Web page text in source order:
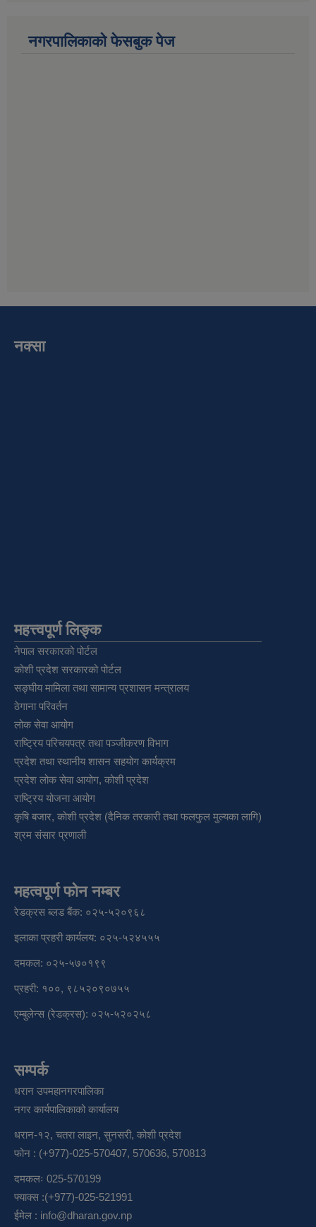
नगरपालिकाको फेसबुक पेज
नक्सा
महत्त्वपूर्ण लिङ्क
नेपाल सरकारको पोर्टल
कोशी प्रदेश सरकारको पोर्टल
सङ्‍घीय मामिला तथा सामान्य प्रशासन मन्त्रालय
ठेगाना परिवर्तन
लोक सेवा आयोग
राष्ट्रिय परिचयपत्र तथा पञ्‍जीकरण विभाग
प्रदेश तथा स्थानीय शासन सहयोग कार्यक्रम
प्रदेश लोक सेवा आयोग, कोशी प्रदेश
राष्ट्रिय योजना आयोग
कृषि बजार, कोशी प्रदेश (दैनिक तरकारी तथा फलफुल मुल्यका लागि)
श्रम संसार प्रणाली
महत्वपूर्ण फोन नम्बर
रेडक्रस ब्लड बैंक: ०२५-५२०९६८
इलाका प्रहरी कार्यलय: ०२५-५२४५५५
दमकल: ०२५-५७०१९९
प्रहरी: १००, ९८५२०९०७५५
एम्बुलेन्स (रेडक्रस): ०२५-५२०२५८
सम्पर्क
धरान उपमहानगरपालिका
नगर कार्यपालिकाको कार्यालय
धरान-१२, चतरा लाइन, सुनसरी, कोशी प्रदेश
फोन : (+977)-025-570407, 570636, 570813
दमकलः 025-570199
फ्याक्स :(+977)-025-521991
ईमेल : info@dharan.gov.np